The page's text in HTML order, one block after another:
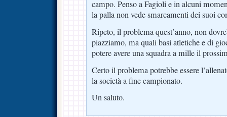
campo. Penso a Fagioli e in alcuni
la palla non vede smarcamenti dei suoi
Ripeto, il problema quest’anno, non
piazziamo, ma quali basi atletiche e di
potere avere una squadra a mille il
Certo il problema potrebbe essere
la società a fine campionato.
Un saluto.